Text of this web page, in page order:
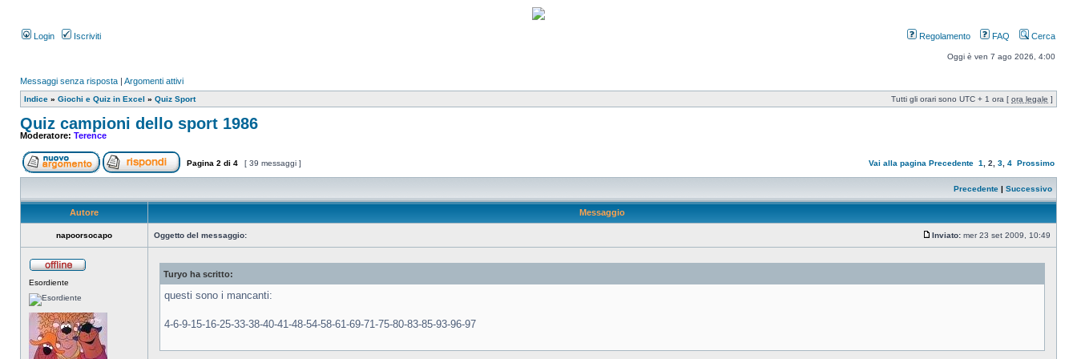
Login Iscriviti Regolamento FAQ Cerca
Oggi è ven 7 ago 2026, 4:00
Messaggi senza risposta | Argomenti attivi
Indice » Giochi e Quiz in Excel » Quiz Sport Tutti gli orari sono UTC + 1 ora [ ora legale ]
Quiz campioni dello sport 1986
Moderatore: Terence
Pagina 2 di 4 [ 39 messaggi ] Vai alla pagina Precedente 1 2 3 4 Prossimo
Precedente | Successivo
Autore Messaggio
napoorsocapo Oggetto del messaggio: Inviato: mer 23 set 2009, 10:49
Esordiente
Turyo ha scritto:
questi sono i mancanti:
4-6-9-15-16-25-33-38-40-41-48-54-58-61-69-71-75-80-83-85-93-96-97